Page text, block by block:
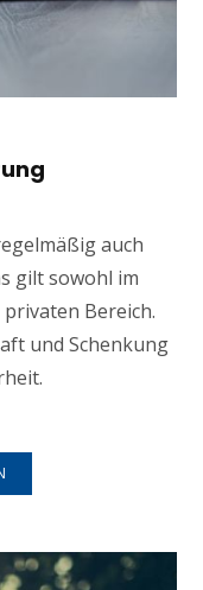
auch
gilt sowohl im
Bereich.
und Schenkung